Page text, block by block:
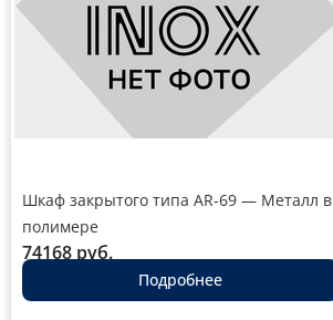
Шкаф закрытого типа AR-69 — Металл в
полимере
74168 руб.
Подробнее